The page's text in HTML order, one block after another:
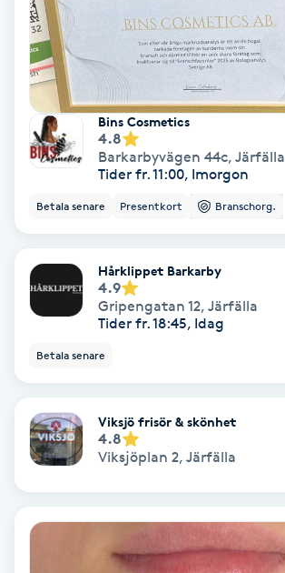
Massage
Medial vägledning
Medicinsk massage
Megavolymfransar
MicroPen
Bins Cosmetics
4.8
Barkarbyvägen 44c, Järfälla
Tider fr. 11:00, Imorgon
Betala senare Presentkort Branschorg.
Hårklippet Barkarby
4.9
Gripengatan 12, Järfälla
Tider fr. 18:45, Idag
Betala senare
Viksjö frisör & skönhet
4.8
Viksjöplan 2, Järfälla